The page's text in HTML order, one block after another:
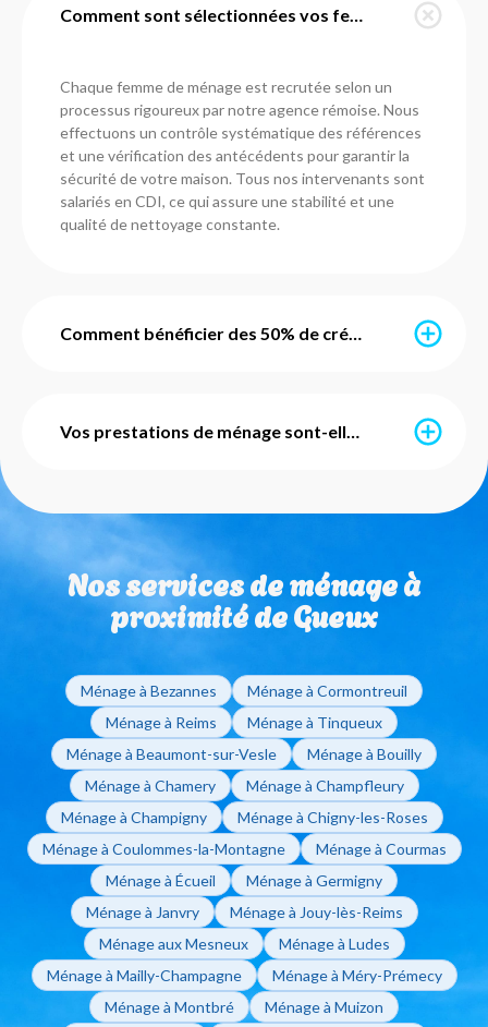
Comment sont sélectionnées vos femmes de ménage à Gueux ?
Chaque femme de ménage est recrutée selon un
processus rigoureux par notre agence rémoise. Nous
effectuons un contrôle systématique des références
et une vérification des antécédents pour garantir la
sécurité de votre maison. Tous nos intervenants sont
salariés en CDI, ce qui assure une stabilité et une
qualité de nettoyage constante.
Comment bénéficier des 50% de crédit d'impôt immédiat ?
payez que 50% du montant de vos prestations. Ce
service est mis en place par l'URSSAF et notre agence
utiliser vos Chèques Emploi Service Universels (CESU)
pour régler vos factures de ménage à domicile.
Vos prestations de ménage sont-elles avec ou sans engagement ?
sans engagement de durée. Que vous ayez besoin
modifier ou d'arrêter vos interventions sur simple
appel à votre agence de Reims.
Nos services de ménage à
proximité de Gueux
Ménage à Bezannes
Ménage à Cormontreuil
Ménage à Reims
Ménage à Tinqueux
Ménage à Beaumont-sur-Vesle
Ménage à Bouilly
Ménage à Chamery
Ménage à Champfleury
Ménage à Champigny
Ménage à Chigny-les-Roses
Ménage à Coulommes-la-Montagne
Ménage à Courmas
Ménage à Écueil
Ménage à Germigny
Ménage à Janvry
Ménage à Jouy-lès-Reims
Ménage aux Mesneux
Ménage à Ludes
Ménage à Mailly-Champagne
Ménage à Méry-Prémecy
Ménage à Montbré
Ménage à Muizon